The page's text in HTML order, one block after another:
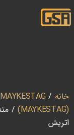
خانه / MAYKESTAG (ساخت کشور اتریش)
(MAYKESTAG)
اتریش